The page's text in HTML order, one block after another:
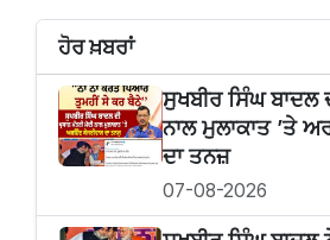
ਹੋਰ ਖ਼ਬਰਾਂ
ਸੁਖਬੀਰ ਸਿੰਘ ਬਾਦਲ
ਨਾਲ ਮੁਲਾਕਾਤ ’ਤੇ
ਦਾ ਤਨਜ਼
07-08-2026